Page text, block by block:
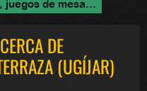
DE
(UGÍJAR)